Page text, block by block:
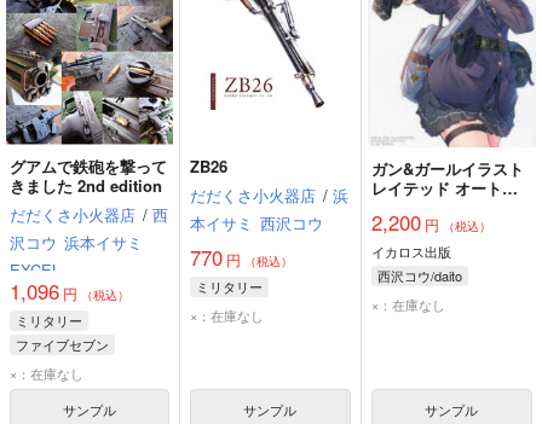
グアムで鉄砲を撃って
きました 2nd edition
だだくさ小火器店 / 西
沢コウ 浜本イサミ
EXCEL
1,096 円 （税込）
ミリタリー
ファイブセブン
クリスベクター
×：在庫なし
サンプル
ZB26
だだくさ小火器店 / 浜
本イサミ 西沢コウ
770 円 （税込）
ミリタリー
×：在庫なし
サンプル
ガン&ガールイラスト
レイテッド オートマ
2,200円 （税込）
イカロス出版
西沢コウ/daito
×：在庫なし
サンプル